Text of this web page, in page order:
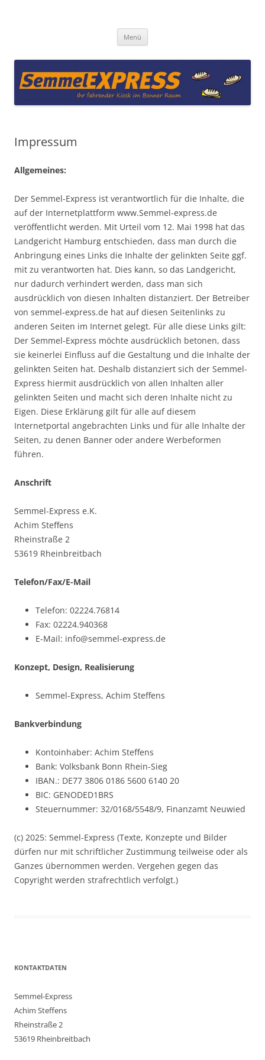
Menü
Impressum
Allgemeines:
Der Semmel-Express ist verantwortlich für die Inhalte, die
auf der Internetplattform www.Semmel-express.de
veröffentlicht werden. Mit Urteil vom 12. Mai 1998 hat das
Landgericht Hamburg entschieden, dass man durch die
Anbringung eines Links die Inhalte der gelinkten Seite ggf.
mit zu verantworten hat. Dies kann, so das Landgericht,
nur dadurch verhindert werden, dass man sich
ausdrücklich von diesen Inhalten distanziert. Der Betreiber
von semmel-express.de hat auf diesen Seitenlinks zu
anderen Seiten im Internet gelegt. Für alle diese Links gilt:
Der Semmel-Express möchte ausdrücklich betonen, dass
sie keinerlei Einfluss auf die Gestaltung und die Inhalte der
gelinkten Seiten hat. Deshalb distanziert sich der Semmel-
Express hiermit ausdrücklich von allen Inhalten aller
gelinkten Seiten und macht sich deren Inhalte nicht zu
Eigen. Diese Erklärung gilt für alle auf diesem
Internetportal angebrachten Links und für alle Inhalte der
Seiten, zu denen Banner oder andere Werbeformen
führen.
Anschrift
Semmel-Express e.K.
Achim Steffens
Rheinstraße 2
53619 Rheinbreitbach
Telefon/Fax/E-Mail
Telefon: 02224.76814
Fax: 02224.940368
E-Mail: info@semmel-express.de
Konzept, Design, Realisierung
Semmel-Express, Achim Steffens
Bankverbindung
Kontoinhaber: Achim Steffens
Bank: Volksbank Bonn Rhein-Sieg
IBAN.: DE77 3806 0186 5600 6140 20
BIC: GENODED1BRS
Steuernummer: 32/0168/5548/9, Finanzamt Neuwied
(c) 2025: Semmel-Express (Texte, Konzepte und Bilder
dürfen nur mit schriftlicher Zustimmung teilweise oder als
Ganzes übernommen werden. Vergehen gegen das
Copyright werden strafrechtlich verfolgt.)
KONTAKTDATEN
Semmel-Express
Achim Steffens
Rheinstraße 2
53619 Rheinbreitbach